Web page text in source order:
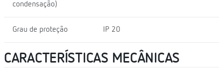
condensação)
Grau de proteção IP 20
CARACTERÍSTICAS MECÂNICAS